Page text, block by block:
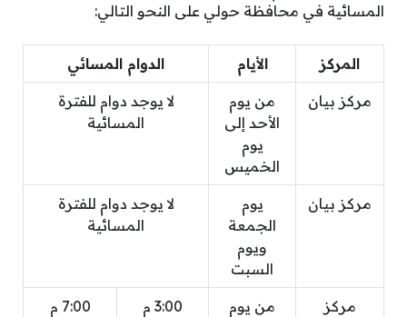
المسائية في محافظة حولي على النحو التالي:
المركز الأيام الدوام المسائي
مركز بيان
من يوم
الأحد إلى
يوم
الخميس
لا يوجد دوام للفترة
المسائية
مركز بيان
يوم
الجمعة
ويوم
السبت
لا يوجد دوام للفترة
المسائية
مركز
من يوم
3:00 م 7:00 م